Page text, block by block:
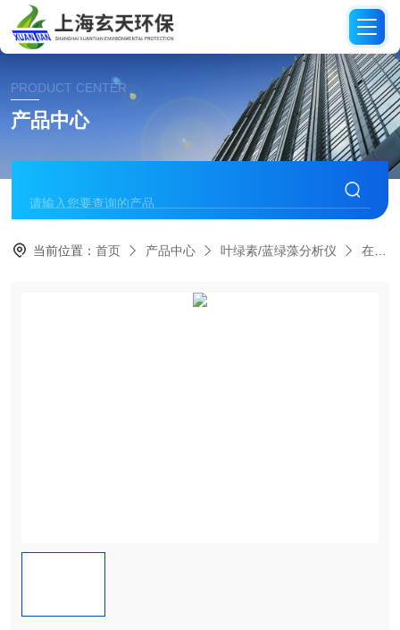
PRODUCT CENTER
产品中心
当前位置：首页 产品中心 叶绿素/蓝绿藻分析仪 在线叶绿素分析仪